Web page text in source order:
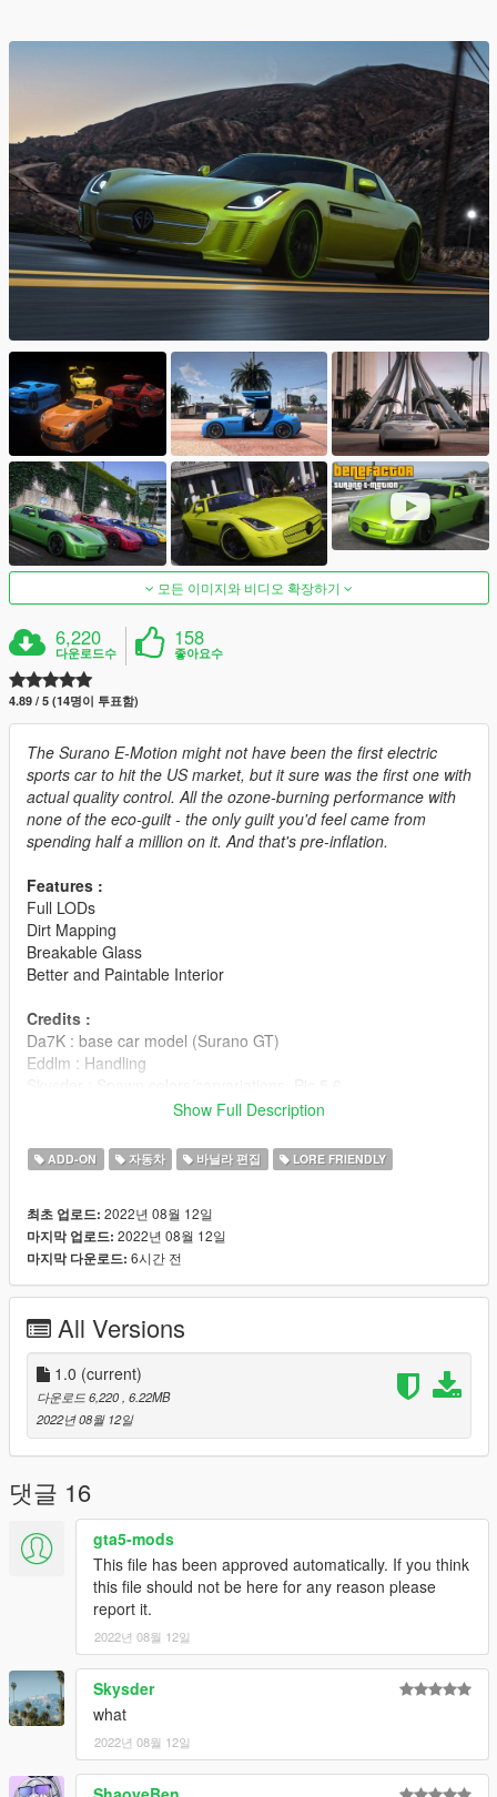
모든 이미지와 비디오 확장하기
6,220
다운로드수
158
좋아요수
4.89 / 5 (14명이 투표함)
The Surano E-Motion might not have been the first electric
sports car to hit the US market, but it sure was the first one with
actual quality control. All the ozone-burning performance with
none of the eco-guilt - the only guilt you'd feel came from
spending half a million on it. And that's pre-inflation.
Features :
Full LODs
Dirt Mapping
Breakable Glass
Better and Paintable Interior
Credits :
Da7K : base car model (Surano GT)
Eddlm : Handling
MyCrystals! : Mod Page Description
Sangckrona : Testing
Vanillaworks Standard License Format (VSmLF-1.0)
By downloading this package and/or it's cumulative updates,
Modifying this package and it's contents except the text data
such as handling, meta files and modkit, uploading or hosting it
elsewhere as is or in a modified state, using it on multiplayer
game clients such as FiveM servers without author's
permission and selling, paywalling or monetizing in any shape
or form is prohibited. Failing to comply these terms will result in
copyright complaints against offending individuals and/or
entities on respective platforms. To get permission to use this
content in your multiplayer clients, please contact me on
discord @ WibFlip#6308.
Show Full Description
ADD-ON 자동차 바닐라 편집 LORE FRIENDLY
최초 업로드: 2022년 08월 12일
마지막 업로드: 2022년 08월 12일
마지막 다운로드: 6시간 전
All Versions
1.0 (current)
다운로드 6,220 , 6.22MB
2022년 08월 12일
댓글 16
gta5-mods
This file has been approved automatically. If you think
this file should not be here for any reason please
report it.
2022년 08월 12일
Skysder
what
2022년 08월 12일